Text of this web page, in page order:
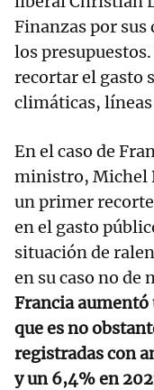
Finanzas por sus
los
recortar el gasto
climáticas,
En el caso de
ministro, Michel
un primer
en el gasto
situación de
en su caso no de
Francia aumentó
que es no
registradas con
y un 6,4% en